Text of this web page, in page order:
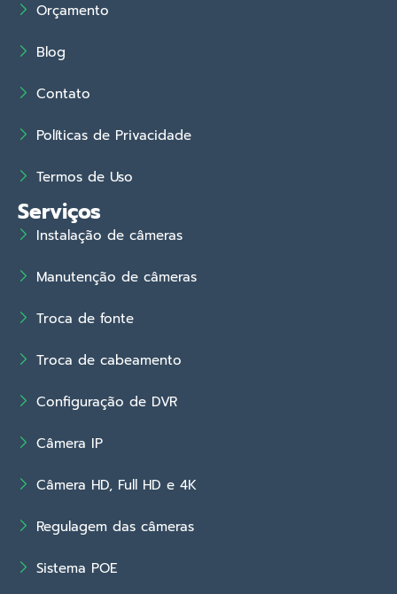
Orçamento
Blog
Contato
Políticas de Privacidade
Termos de Uso
Serviços
Instalação de câmeras
Manutenção de câmeras
Troca de fonte
Troca de cabeamento
Configuração de DVR
Câmera IP
Câmera HD, Full HD e 4K
Regulagem das câmeras
Sistema POE